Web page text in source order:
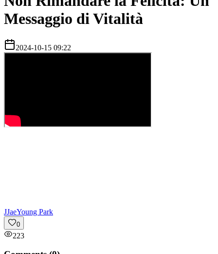
Messaggio di Vitalità
2024-10-15 09:22
JJaeYoung Park
0
223